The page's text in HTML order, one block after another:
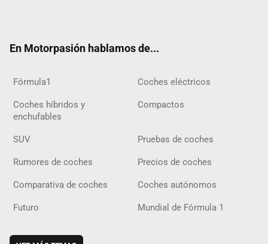
En Motorpasión hablamos de...
Fórmula1 Coches eléctricos
Coches híbridos y
enchufables
Compactos
SUV Pruebas de coches
Rumores de coches Precios de coches
Comparativa de coches Coches autónomos
Futuro Mundial de Fórmula 1